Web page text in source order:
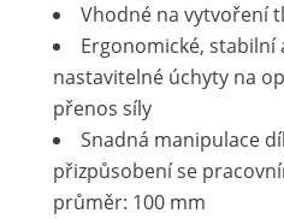
Vhodné na vytvoření
Ergonomické, stabilní
nastavitelné úchyty na
přenos síly
Snadná manipulace
přizpůsobení se
průměr: 100 mm